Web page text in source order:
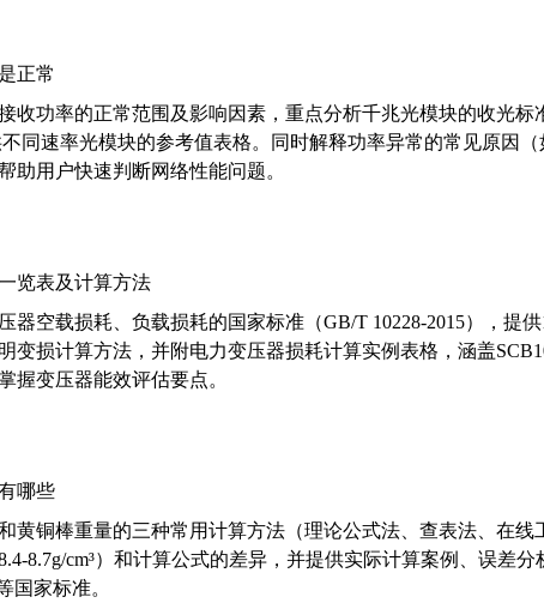
正常
收功率的正常范围及影响因素，重点分析千兆光模块的收光标
同速率光模块的参考值表格。同时解释功率异常的常见原因
助用户快速判断网络性能问题。
览表及计算方法
器空载损耗、负载损耗的国家标准（GB/T 10228-2015），提
变损计算方法，并附电力变压器损耗计算实例表格，涵盖
握变压器能效评估要点。
哪些
黄铜棒重量的三种常用计算方法（理论公式法、查表法、在线
8.7g/cm³）和计算公式的差异，并提供实际计算案例、误差
国家标准。